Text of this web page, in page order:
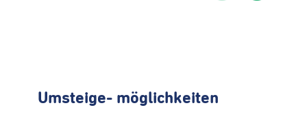
Umsteige- möglichkeiten